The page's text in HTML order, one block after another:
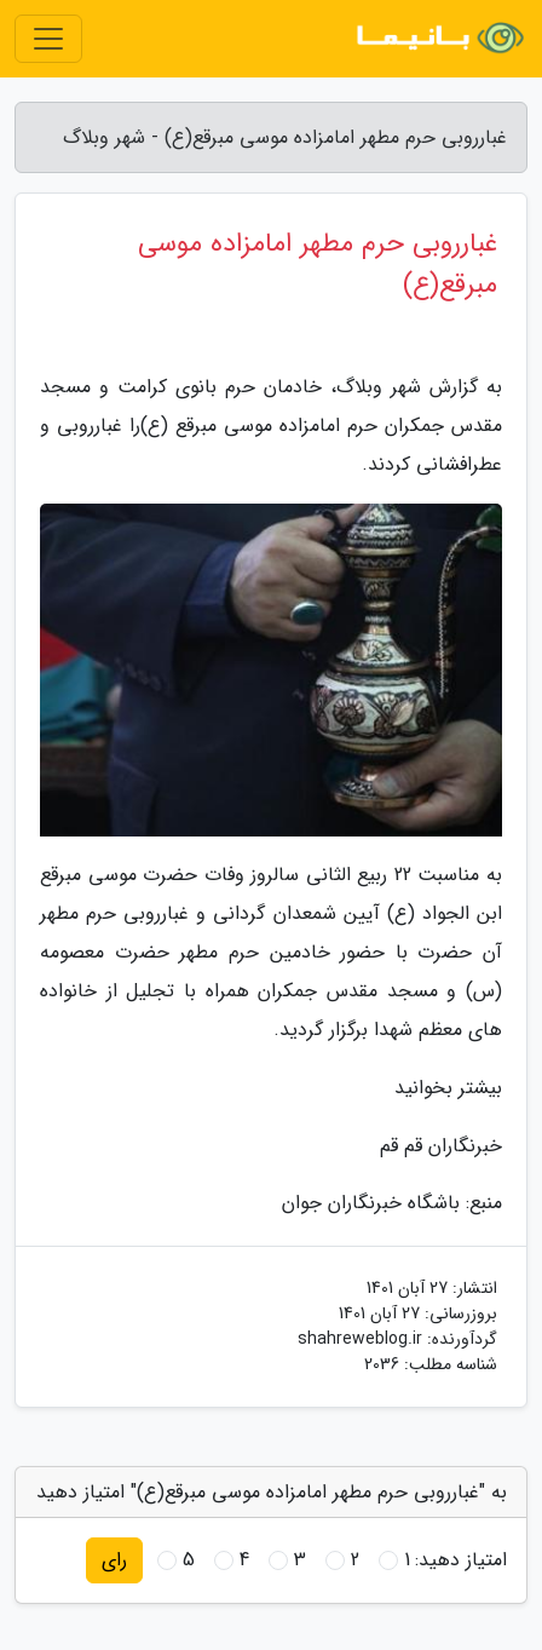
غبارروبی حرم مطهر امامزاده موسی مبرقع(ع) - شهر وبلاگ
غبارروبی حرم مطهر امامزاده موسی
مبرقع(ع)
به گزارش شهر وبلاگ، خادمان حرم بانوی کرامت و مسجد
مقدس جمکران حرم امامزاده موسی مبرقع (ع)را غبارروبی و
عطرافشانی کردند.
به مناسبت 22 ربیع الثانی سالروز وفات حضرت موسی مبرقع
ابن الجواد (ع) آیین شمعدان گردانی و غبارروبی حرم مطهر
آن حضرت با حضور خادمین حرم مطهر حضرت معصومه
(س) و مسجد مقدس جمکران همراه با تجلیل از خانواده
های معظم شهدا برگزار گردید.
بیشتر بخوانید
خبرنگاران قم قم
منبع: باشگاه خبرنگاران جوان
انتشار: 27 آبان 1401
بروزرسانی: 27 آبان 1401
گردآورنده: shahreweblog.ir
شناسه مطلب: 2036
به "غبارروبی حرم مطهر امامزاده موسی مبرقع(ع)" امتیاز دهید
امتیاز دهید:1
2
3
4
5 رای